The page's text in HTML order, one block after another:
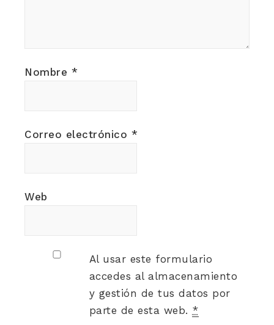
Nombre *
Correo electrónico *
Web
Al usar este formulario
accedes al almacenamiento
y gestión de tus datos por
parte de esta web. *